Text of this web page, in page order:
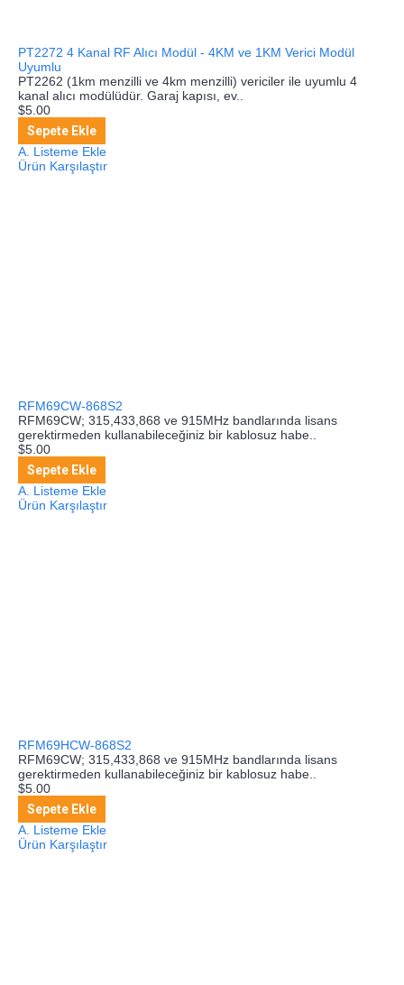
PT2272 4 Kanal RF Alıcı Modül - 4KM ve 1KM Verici Modül
Uyumlu
PT2262 (1km menzilli ve 4km menzilli) vericiler ile uyumlu 4
kanal alıcı modülüdür. Garaj kapısı, ev..
$5.00
Sepete Ekle
A. Listeme Ekle
Ürün Karşılaştır
RFM69CW-868S2
RFM69CW; 315,433,868 ve 915MHz bandlarında lisans
gerektirmeden kullanabileceğiniz bir kablosuz habe..
$5.00
Sepete Ekle
A. Listeme Ekle
Ürün Karşılaştır
RFM69HCW-868S2
RFM69CW; 315,433,868 ve 915MHz bandlarında lisans
gerektirmeden kullanabileceğiniz bir kablosuz habe..
$5.00
Sepete Ekle
A. Listeme Ekle
Ürün Karşılaştır